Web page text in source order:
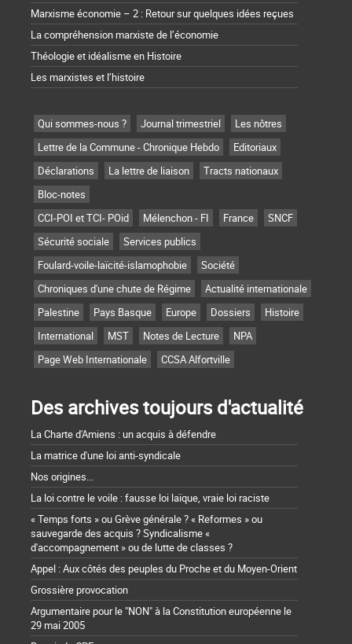
Marxisme économie – 2 : Retour sur quelques idées reçues
La compréhension marxiste de l’économie
Théologie et idéalisme en Histoire
Les marxistes et l’histoire
Qui sommes-nous ? Journal trimestriel
Les nôtres
Lettre de la Commune - Chronique Hebdo
Editoriaux
Déclarations
La lettre de liaison
Tracts nationaux
Bloc-notes
CCI-POI et TCI- POid
Mélenchon - FI France
SNCF
Sécurité sociale
Services publics
Foulard-voile-laïcité-islamophobie
Société
Chroniques d'une chute de Régime
Actualité internationale
Palestine
Pays Basque Europe Dossiers
Histoire
International
MST Notes de Lecture
NPA
Page Web Internationale
CCSA Alfortville
Des archives toujours d'actualité
La Charte d'Amiens : un acquis à défendre
La matrice d'une loi anti-syndicale
Nos origines...
La loi contre le voile : fausse loi laïque, vraie loi raciste
« Temps forts » ou Grève générale ? « Reformes » ou
sauvegarde des acquis ? Syndicalisme «
d'accompagnement » ou de lutte de classes ?
Appel : Aux côtés des peuples du Proche et du Moyen-Orient
Grossière provocation
Argumentaire pour le "NON" à la Constitution européenne le
29 mai 2005